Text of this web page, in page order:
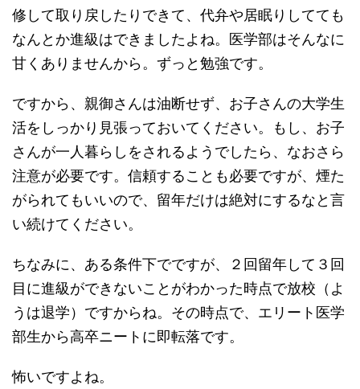
修して取り戻したりできて、代弁や居眠りしてても
なんとか進級はできましたよね。医学部はそんなに
甘くありませんから。ずっと勉強です。
ですから、親御さんは油断せず、お子さんの大学生
活をしっかり見張っておいてください。もし、お子
さんが一人暮らしをされるようでしたら、なおさら
注意が必要です。信頼することも必要ですが、煙た
がられてもいいので、留年だけは絶対にするなと言
い続けてください。
ちなみに、ある条件下でですが、２回留年して３回
目に進級ができないことがわかった時点で放校（よ
うは退学）ですからね。その時点で、エリート医学
部生から高卒ニートに即転落です。
怖いですよね。